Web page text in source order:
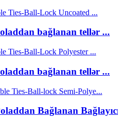
bağlanan tellər ...
bağlanan tellər ...
Bağlanan